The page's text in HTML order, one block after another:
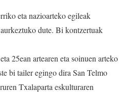
eta nazioarteko egileak
dute. Bi kontzertuak
25ean artearen eta soinuen arteko
bi tailer egingo dira San Telmo
Txalaparta eskulturaren